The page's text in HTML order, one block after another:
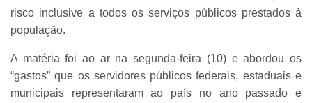
risco inclusive a todos os serviços públicos prestados à
população.
A matéria foi ao ar na segunda-feira (10) e abordou os
“gastos” que os servidores públicos federais, estaduais e
municipais representaram ao país no ano passado e